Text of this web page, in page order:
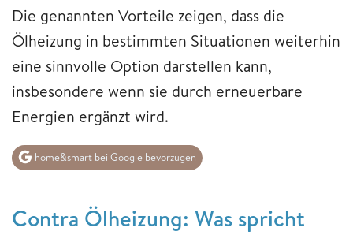
Die genannten Vorteile zeigen, dass die
Ölheizung in bestimmten Situationen weiterhin
eine sinnvolle Option darstellen kann,
insbesondere wenn sie durch erneuerbare
Energien ergänzt wird.
home&smart bei Google bevorzugen
Contra Ölheizung: Was spricht